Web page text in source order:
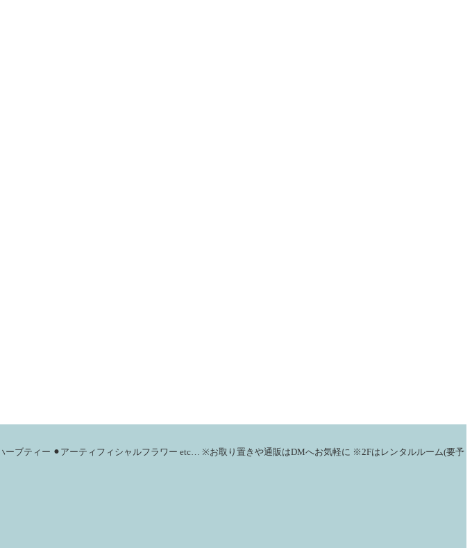
ーブティー ⚫︎アーティフィシャルフラワー etc… ※お取り置きや通販はDMへお気軽に ※2Fはレンタルルーム(要予